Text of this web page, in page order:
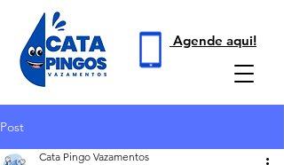
Agende aqui!
Post
Cata Pingo Vazamentos